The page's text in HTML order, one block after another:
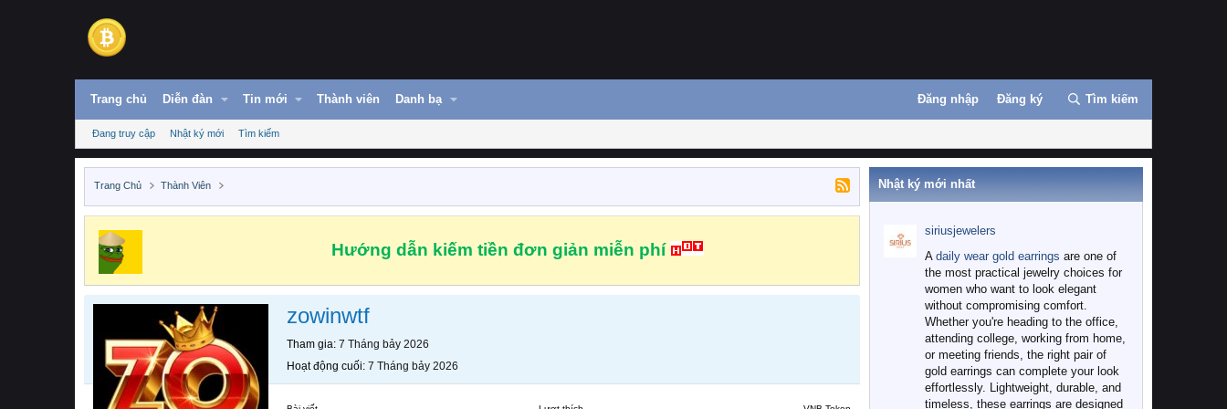
Trang chủ Diễn đàn Tin mới Thành viên Danh bạ Đăng nhập Đăng ký Tìm kiếm
Đang truy cập Nhật ký mới Tìm kiếm
Trang Chủ Thành Viên
Hướng dẫn kiếm tiền đơn giản miễn phí
zowinwtf
Tham gia 7 Tháng bảy 2026
Hoạt động cuối 7 Tháng bảy 2026
Nhật ký mới nhất
siriusjewelers
A daily wear gold earrings are one of
the most practical jewelry choices for
women who want to look elegant
without compromising comfort.
Whether you're heading to the office,
attending college, working from home,
or meeting friends, the right pair of
gold earrings can complete your look
effortlessly. Lightweight, durable, and
timeless, these earrings are designed